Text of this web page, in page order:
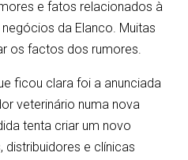
e fatos relacionados à
da Elanco. Muitas
os factos dos rumores.
ficou clara foi a anunciada
veterinário numa nova
tenta criar um novo
distribuidores e clínicas